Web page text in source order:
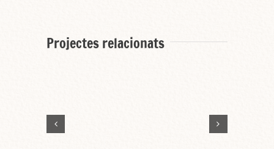
Projectes relacionats